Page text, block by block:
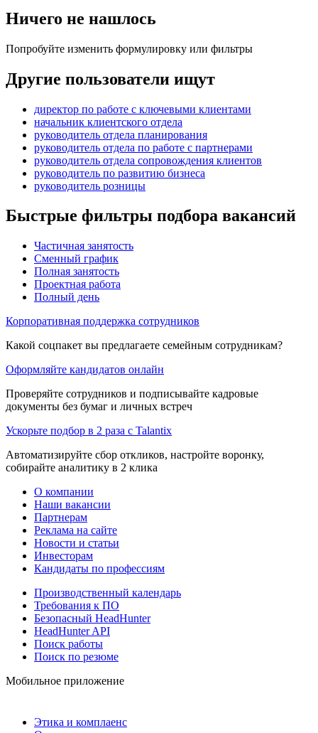
Ничего не нашлось
Попробуйте изменить формулировку или фильтры
Другие пользователи ищут
директор по работе с ключевыми клиентами
начальник клиентского отдела
руководитель отдела планирования
руководитель отдела по работе с партнерами
руководитель отдела сопровождения клиентов
руководитель по развитию бизнеса
руководитель розницы
Быстрые фильтры подбора вакансий
Частичная занятость
Сменный график
Полная занятость
Проектная работа
Полный день
Корпоративная поддержка сотрудников
Какой соцпакет вы предлагаете семейным сотрудникам?
Оформляйте кандидатов онлайн
Проверяйте сотрудников и подписывайте кадровые
документы без бумаг и личных встреч
Ускорьте подбор в 2 раза с Talantix
Автоматизируйте сбор откликов, настройте воронку,
собирайте аналитику в 2 клика
О компании
Наши вакансии
Партнерам
Реклама на сайте
Новости и статьи
Инвесторам
Кандидаты по профессиям
Производственный календарь
Требования к ПО
Безопасный HeadHunter
HeadHunter API
Поиск работы
Поиск по резюме
Мобильное приложение
Этика и комплаенс